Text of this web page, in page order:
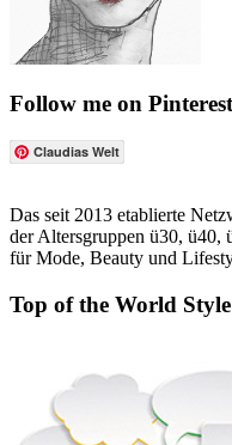
Follow me on Pinterest
Claudias Welt
Das seit 2013 etablierte
der Altersgruppen ü30, ü40,
für Mode, Beauty und
Top of the World Style